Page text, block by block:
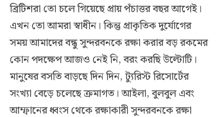
ব্রিটিশরা তো চলে গিয়েছে প্রায় পঁচাত্তর বছর আগেই।
এখন তো আমরা স্বাধীন। কিন্তু প্রাকৃতিক দুর্যোগের
সময় আমাদের বন্ধু সুন্দরবনকে রক্ষা করার বড় রকমের
কোন পদক্ষেপ আজও নেই নি, বরং করছি উল্টোটি।
মানুষের বসতি বাড়ছে দিন দিন, ট্যুরিস্ট রিসোর্টের
সংখ্যা বেড়ে চলেছে ক্রমাগত। আইলা, বুলবুল এবং
আম্ফানের ধ্বংস থেকে রক্ষাকারী সুন্দরবনকে রক্ষা